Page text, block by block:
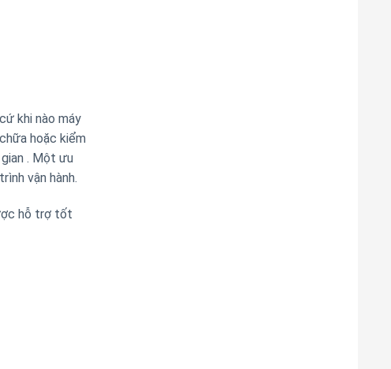
khi nào máy
hoặc kiểm
. Một ưu
vận hành.
hỗ trợ tốt